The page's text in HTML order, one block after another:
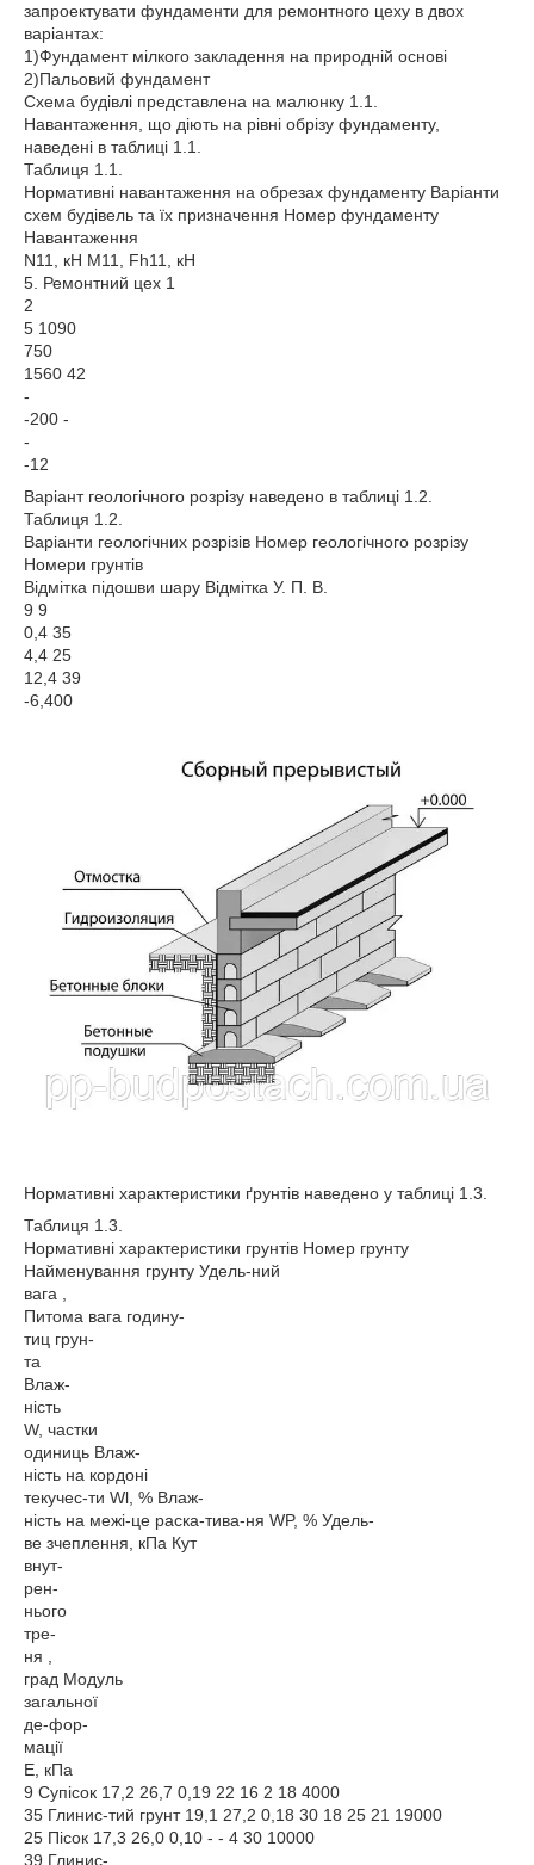
запроектувати фундаменти для ремонтного цеху в двох
варіантах:
1)Фундамент мілкого закладення на природній основі
2)Пальовий фундамент
Схема будівлі представлена на малюнку 1.1.
Навантаження, що діють на рівні обрізу фундаменту,
наведені в таблиці 1.1.
Таблиця 1.1.
Нормативні навантаження на обрезах фундаменту Варіанти
схем будівель та їх призначення Номер фундаменту
Навантаження
N11, кН M11, Fh11, кН
5. Ремонтний цех 1
2
5 1090
750
1560 42
-
-200 -
-
-12
Варіант геологічного розрізу наведено в таблиці 1.2.
Таблиця 1.2.
Варіанти геологічних розрізів Номер геологічного розрізу
Номери грунтів
Відмітка підошви шару Відмітка У. П. В.
9 9
0,4 35
4,4 25
12,4 39
-6,400
Нормативні характеристики ґрунтів наведено у таблиці 1.3.
Таблиця 1.3.
Нормативні характеристики грунтів Номер грунту
Найменування грунту Удель-ний
вага ,
Питома вага годину-
тиц грун-
та
Влаж-
ність
W, частки
одиниць Влаж-
ність на кордоні
текучес-ти Wl, % Влаж-
ність на межі-це раска-тива-ня WP, % Удель-
ве зчеплення, кПа Кут
внут-
рен-
нього
тре-
ня ,
град Модуль
загальної
де-фор-
мації
E, кПа
9 Супісок 17,2 26,7 0,19 22 16 2 18 4000
35 Глинис-тий грунт 19,1 27,2 0,18 30 18 25 21 19000
25 Пісок 17,3 26,0 0,10 - - 4 30 10000
39 Глинис-